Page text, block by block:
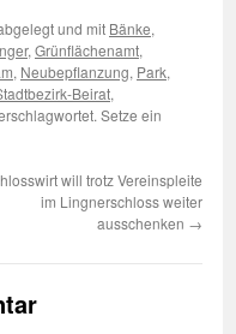
und mit Bänke,
,Grünflächenamt,
, Neubepflanzung, Park,
Beirat,
Setze ein
will trotz Vereinspleite
im Lingnerschloss weiter
ausschenken →